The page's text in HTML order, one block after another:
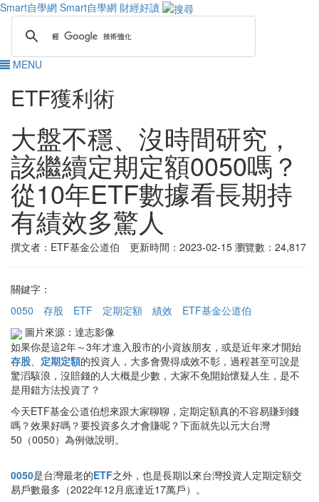
Smart自學網 Smart自學網 財經好讀
MENU
ETF獲利術
大盤不穩、沒時間研究，
該繼續定期定額0050嗎？
從10年ETF數據看長期持
有績效多驚人
撰文者：ETF基金公道伯 更新時間：2023-02-15 瀏覽數：24,817
關鍵字：
0050
存股 ETF 定期定額 績效
ETF基金公道伯
圖片來源：達志影像
如果你是這2年～3年才進入股市的小資族朋友，或是近年來才開始
存股
定期定額的投資人，大多會覺得成效不彰，過程甚至可說是
驚滔駭浪，沒賠錢的人大概是少數，大家不免開始懷疑人生，是不
是用錯方法投資了？
今天ETF基金公道伯想來跟大家聊聊，定期定額真的不容易賺到錢
嗎？效果好嗎？要投資多久才會賺呢？下面就先以元大台灣
50（0050）為例做說明。
0050是台灣最老的ETF之外，也是長期以來台灣投資人定期定額交
易戶數最多（2022年12月底達近17萬戶）。